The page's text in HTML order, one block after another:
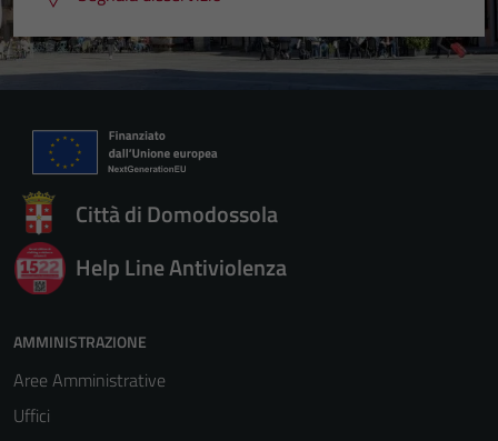
Città di Domodossola
Help Line Antiviolenza
AMMINISTRAZIONE
Aree Amministrative
Uffici